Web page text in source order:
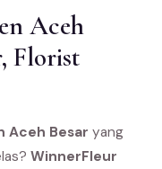
Aceh
Florist
Aceh Besar yang
WinnerFleur